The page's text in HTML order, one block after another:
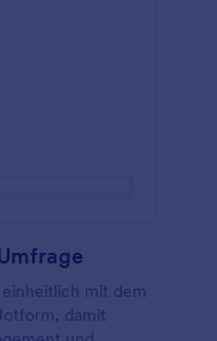
mit dem
damit